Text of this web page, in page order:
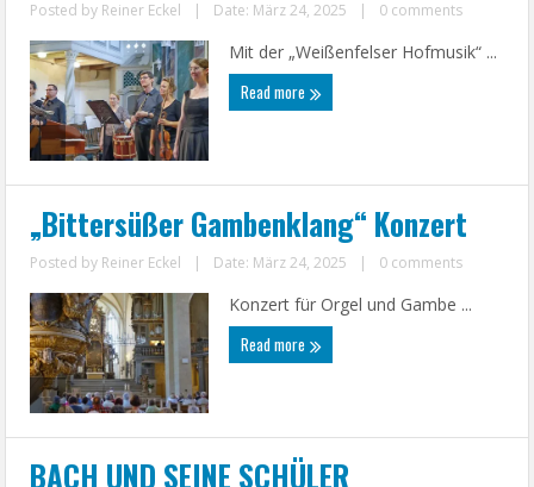
Posted by Reiner Eckel | Date: März 24, 2025 | 0 comments
Mit der „Weißenfelser Hofmusik“ ...
Read more
„Bittersüßer Gambenklang“ Konzert
Posted by Reiner Eckel | Date: März 24, 2025 | 0 comments
Konzert für Orgel und Gambe ...
Read more
BACH UND SEINE SCHÜLER